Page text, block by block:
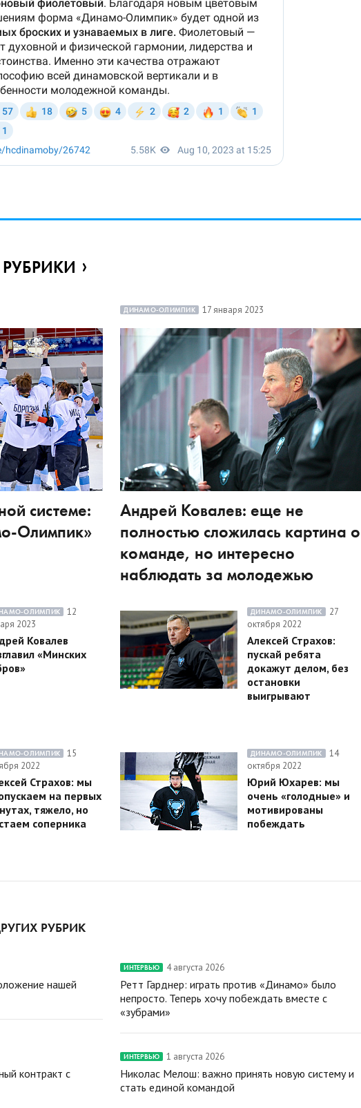
системе:
Олимпик»
ДИНАМО-ОЛИМПИК 17 января 2023
Андрей Ковалев: еще не
полностью сложилась картина о
команде, но интересно
наблюдать за молодежью
ОЛИМПИК
12
2023
Ковалев
«Минских
ДИНАМО-ОЛИМПИК
27
октября 2022
Алексей Страхов:
пускай ребята
докажут делом, без
остановки
выигрывают
ОЛИМПИК
15
2022
Страхов: мы
на первых
тяжело, но
соперника
ДИНАМО-ОЛИМПИК
14
октября 2022
Юрий Юхарев: мы
очень «голодные» и
мотивированы
побеждать
РУБРИК
нашей
ИНТЕРВЬЮ 4 августа 2026
Ретт Гарднер: играть против «Динамо» было
непросто. Теперь хочу побеждать вместе с
«зубрами»
контракт с
ИНТЕРВЬЮ 1 августа 2026
Николас Мелош: важно принять новую систему и
стать единой командой